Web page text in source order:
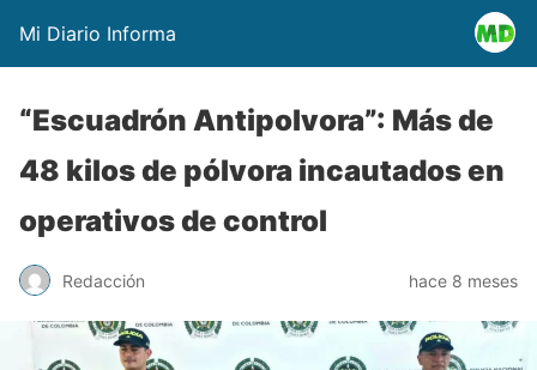
Mi Diario Informa
“Escuadrón Antipolvora”: Más de
48 kilos de pólvora incautados en
operativos de control
Redacción hace 8 meses